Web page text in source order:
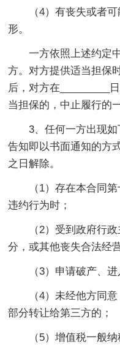
（4）有丧失或者可
形。
一方依照上述约定中
方。对方提供适当担保
后，对方在_________
当担保的，中止履行的
3、任何一方出现如
告知即以书面通知的方
之日解除。
（1）存在本合同第
违约行为时；
（2）受到政府行政
分，或其他丧失合法经
（3）申请破产、进
（4）未经他方同意
部分转让给第三方的；
（5）增值税一般纳